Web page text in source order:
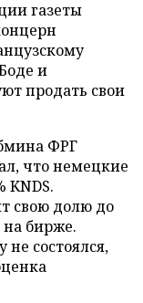
газеты
и
продать свои
ФРГ
что немецкие
KNDS.
свою долю до
на бирже.
состоялся,